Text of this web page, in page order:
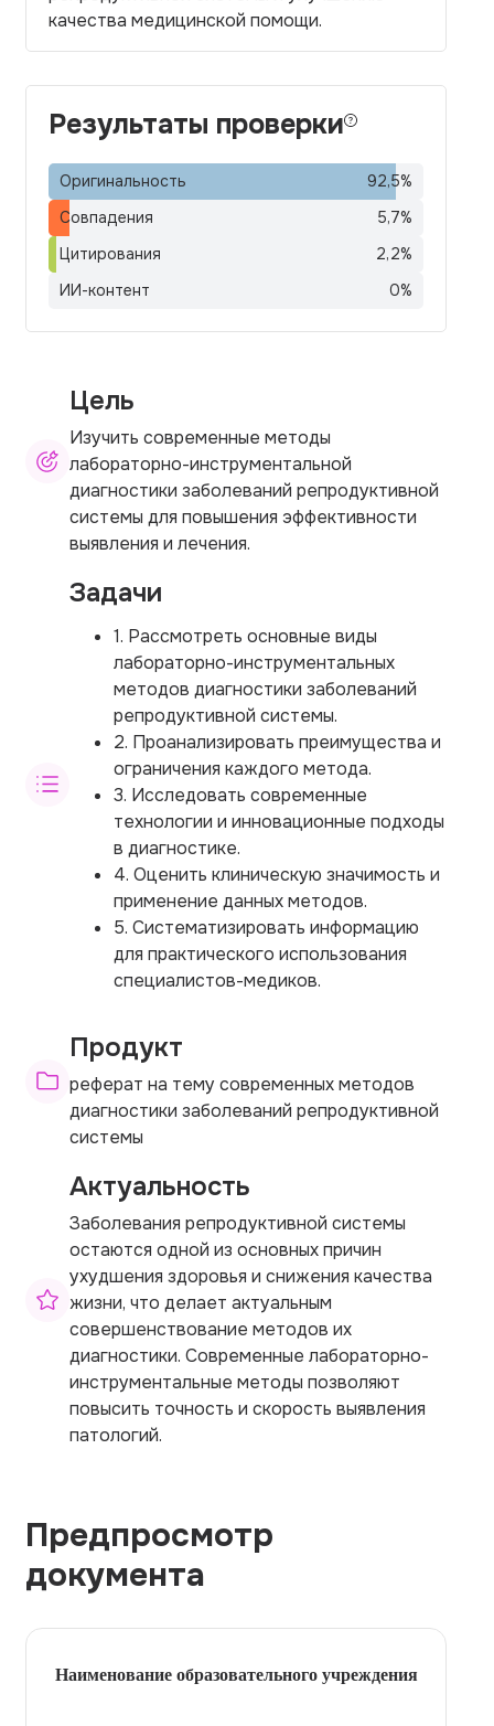
качества медицинской помощи.
Результаты проверки
Оригинальность 92,5%
Совпадения
5,7%
Цитирования
2,2%
ИИ-контент
0%
Цель
Изучить современные методы
лабораторно-инструментальной
диагностики заболеваний репродуктивной
системы для повышения эффективности
выявления и лечения.
Задачи
1. Рассмотреть основные виды
лабораторно-инструментальных
методов диагностики заболеваний
репродуктивной системы.
2. Проанализировать преимущества и
ограничения каждого метода.
3. Исследовать современные
технологии и инновационные подходы
в диагностике.
4. Оценить клиническую значимость и
применение данных методов.
5. Систематизировать информацию
для практического использования
специалистов-медиков.
Продукт
реферат на тему современных методов
диагностики заболеваний репродуктивной
системы
Актуальность
Заболевания репродуктивной системы
остаются одной из основных причин
ухудшения здоровья и снижения качества
жизни, что делает актуальным
совершенствование методов их
диагностики. Современные лабораторно-
инструментальные методы позволяют
повысить точность и скорость выявления
патологий.
Предпросмотр
документа
Наименование образовательного учреждения